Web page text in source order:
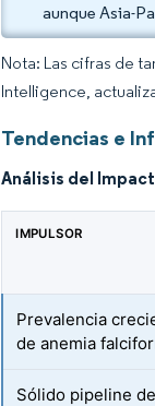
aunque Asia-
Nota: Las cifras de
Intelligence,
Tendencias e
Análisis del
IMPULSOR
Prevalencia
de anemia
Sólido pipeline